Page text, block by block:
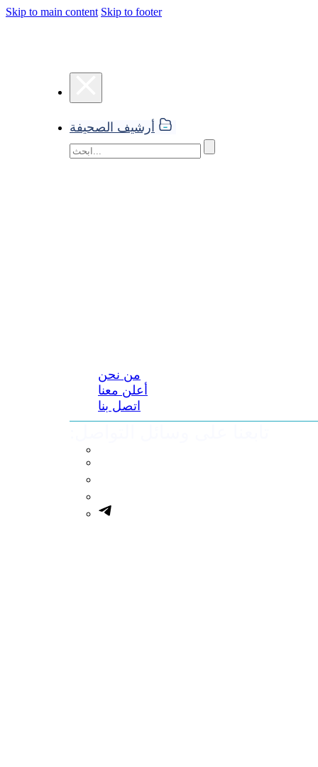
Skip to main content Skip to footer
أرشيف الصحيفة
من نحن
أعلن معنا
اتصل بنا